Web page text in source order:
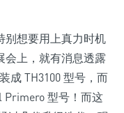
别想要用上真力时机
会上，就有消息透露
成 TH3100 型号，而
Primero 型号！而这